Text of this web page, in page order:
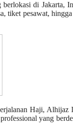
di Jakarta,
tiket pesawat,
Haji,
yang